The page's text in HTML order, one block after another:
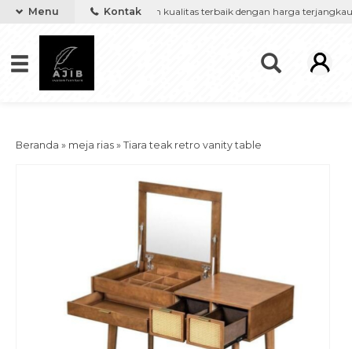
keinginanmu, kami berikan kualitas terbaik dengan harga terjangkau
Menu Kontak
Beranda » meja rias » Tiara teak retro vanity table